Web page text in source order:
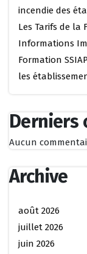
incendie des
Les Tarifs de la
Informations
Formation
les
Derniers
Aucun
Archive
août 2026
juillet 2026
juin 2026